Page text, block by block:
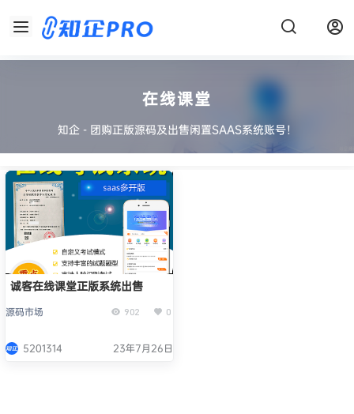
在线课堂
知企 - 团购正版源码及出售闲置SAAS系统账号！
诚客在线课堂正版系统出售
源码市场 902 0
5201314 23年7月26日